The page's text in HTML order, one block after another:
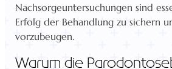
Nachsorgeuntersuchungen sind
Erfolg der Behandlung zu sichern
vorzubeugen.
Warum die